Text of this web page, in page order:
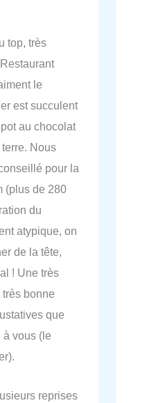
top, très
le
est succulent
au chocolat
Nous
pour la
(plus de 280
du
atypique, on
de la tête,
! Une très
bonne
que
à vous (le
reprises